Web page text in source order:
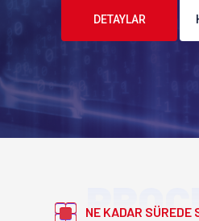
DETAYLAR
NE KADAR SÜREDE